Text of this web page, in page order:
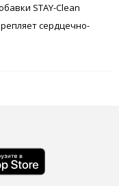
STAY-Clean
сердцечно-